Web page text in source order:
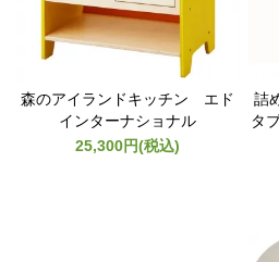
森のアイランドキッチン エド
インターナショナル
25,300円(税込)
詰
タ